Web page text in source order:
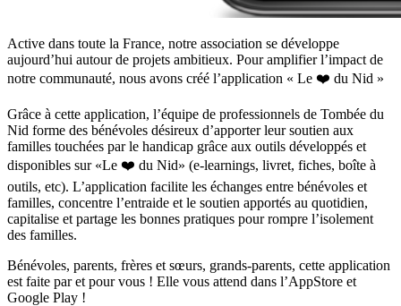
Active dans toute la France, notre association se développe
aujourd’hui autour de projets ambitieux. Pour amplifier l’impact de
notre communauté, nous avons créé l’application « Le ❤️ du Nid »
Grâce à cette application, l’équipe de professionnels de Tombée du
Nid forme des bénévoles désireux d’apporter leur soutien aux
familles touchées par le handicap grâce aux outils développés et
disponibles sur «Le ❤️ du Nid» (e-learnings, livret, fiches, boîte à
outils, etc). L’application facilite les échanges entre bénévoles et
familles, concentre l’entraide et le soutien apportés au quotidien,
capitalise et partage les bonnes pratiques pour rompre l’isolement
des familles.
Bénévoles, parents, frères et sœurs, grands-parents, cette application
est faite par et pour vous ! Elle vous attend dans l’AppStore et
Google Play !